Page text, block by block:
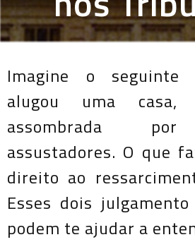
Imagine o seguinte
alugou uma
assombrada por
assustadores. O que
direito ao
Esses dois
podem te ajudar a